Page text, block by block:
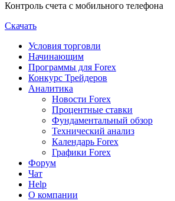
Контроль счета с мобильного телефона
Скачать
Условия торговли
Начинающим
Программы для Forex
Конкурс Трейдеров
Аналитика
Новости Forex
Процентные ставки
Фундаментальный обзор
Технический анализ
Календарь Forex
Графики Forex
Форум
Чат
Help
О компании